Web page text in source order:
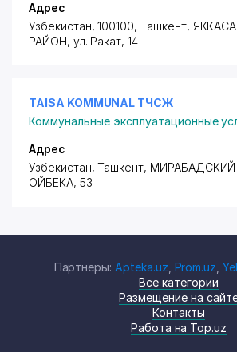
Адрес
Узбекистан, 100100, Ташкент,
РАЙОН, ул. Ракат, 14
TAISA KOMMUNAL ТЧСЖ
Коммунальные эксплуатационные
Адрес
Узбекистан, Ташкент,
ОЙБЕКА, 53
Партнеры: Apteka.uz Prom.uz ,
Все категории
Размещение на
Контакты
Работа на Top.uz